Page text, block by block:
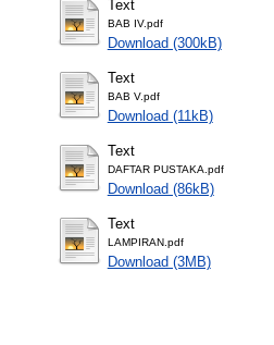
Text
BAB IV.pdf
Download (300kB)
Text
BAB V.pdf
Download (11kB)
Text
DAFTAR PUSTAKA.pdf
Download (86kB)
Text
LAMPIRAN.pdf
Download (3MB)